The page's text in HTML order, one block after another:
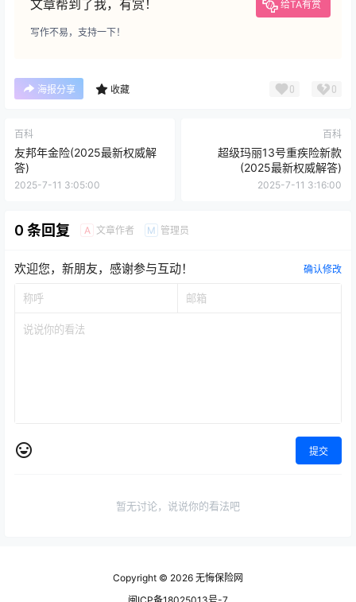
文章帮到了我，有赏！ 给TA有赏
写作不易，支持一下！
海报分享 收藏 0 0
百科
友邦年金险(2025最新权威解
答)
2025-7-11 3:05:00
百科
超级玛丽13号重疾险新款
(2025最新权威解答)
2025-7-11 3:16:00
0 条回复 A 文章作者 M 管理员
欢迎您，新朋友，感谢参与互动！ 确认修改
提交
暂无讨论，说说你的看法吧
Copyright © 2026 无悔保险网